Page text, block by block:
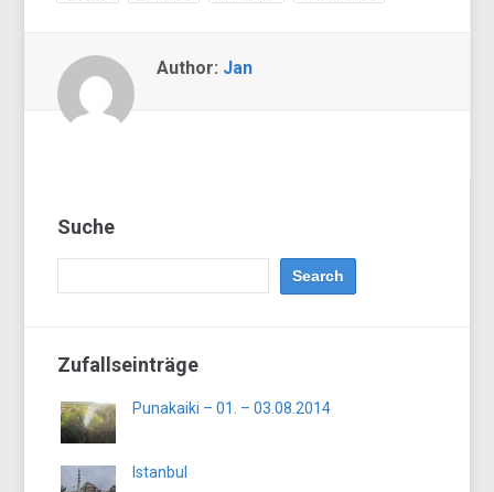
Author: Jan
Suche
Zufallseinträge
Punakaiki – 01. – 03.08.2014
Istanbul